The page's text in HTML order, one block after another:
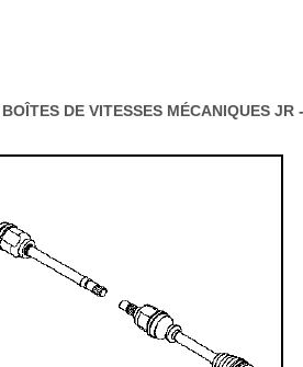
DE VITESSES MÉCANIQUES JR